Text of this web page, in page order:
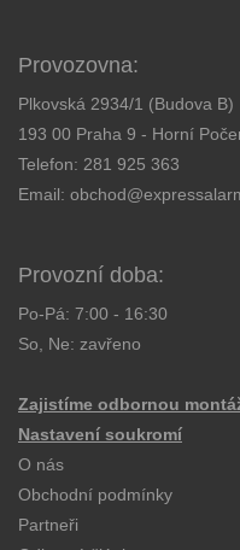
Provozovna:
Plkovská 2934/1 (Budova B)
193 00 Praha 9 - Horní
Telefon: 281 925 363
Email:
Provozní doba:
Po-Pá: 7:00 - 16:30
So, Ne: zavřeno
Zajistíme odbornou
Nastavení soukromí
O nás
Obchodní podmínky
Partneři